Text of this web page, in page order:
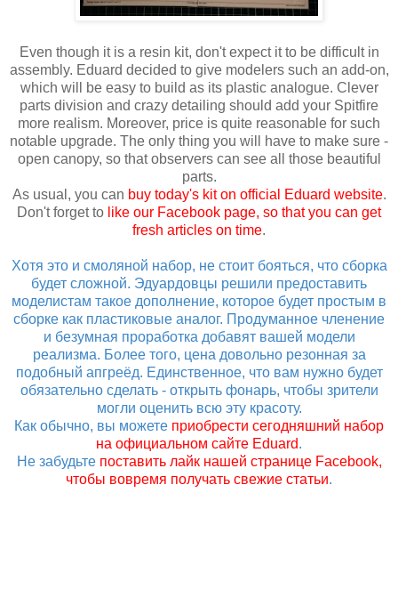
Even though it is a resin kit, don't expect it to be difficult in
assembly. Eduard decided to give modelers such an add-on,
which will be easy to build as its plastic analogue. Clever
parts division and crazy detailing should add your Spitfire
more realism. Moreover, price is quite reasonable for such
notable upgrade. The only thing you will have to make sure -
open canopy, so that observers can see all those beautiful
parts.
As usual, you can buy today's kit on official Eduard website.
Don't forget to like our Facebook page, so that you can get
fresh articles on time.
Хотя это и смоляной набор, не стоит бояться, что сборка
будет сложной. Эдуардовцы решили предоставить
моделистам такое дополнение, которое будет простым в
сборке как пластиковые аналог. Продуманное членение
и безумная проработка добавят вашей модели
реализма. Более того, цена довольно резонная за
подобный апгреёд. Единственное, что вам нужно будет
обязательно сделать - открыть фонарь, чтобы зрители
могли оценить всю эту красоту.
Как обычно, вы можете приобрести сегодняшний набор
на официальном сайте Eduard.
Не забудьте поставить лайк нашей странице Facebook,
чтобы вовремя получать свежие статьи.